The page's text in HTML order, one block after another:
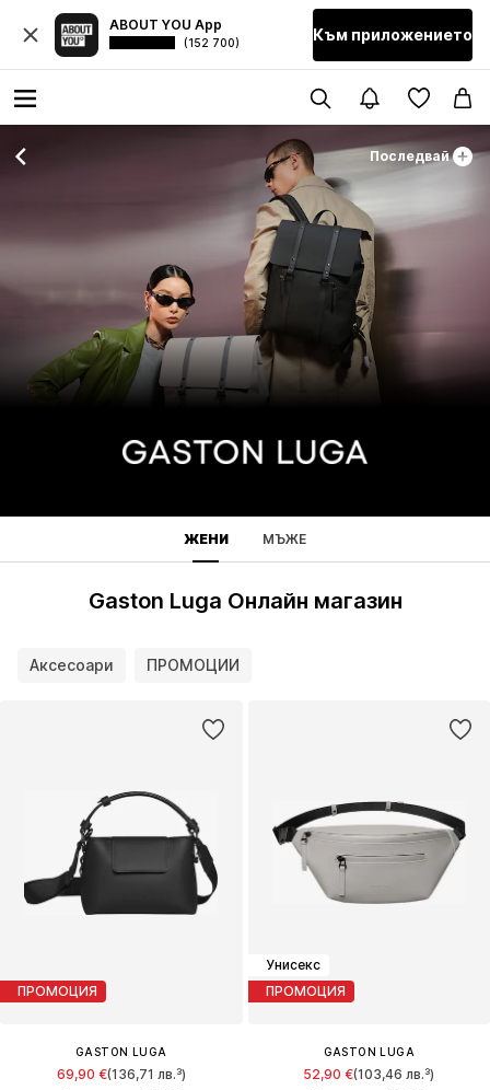
ABOUT YOU App
(152 700) Към приложението
Последвай
ЖЕНИ МЪЖЕ
Gaston Luga Онлайн магазин
Аксесоари ПРОМОЦИИ
ПРОМОЦИЯ
GASTON LUGA
69,90 €(136,71 лв.³)
Унисекс
ПРОМОЦИЯ
GASTON LUGA
52,90 €(103,46 лв.³)